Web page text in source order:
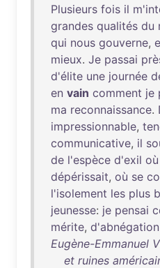
Plusieurs fois il
grandes qualités du
qui nous gouverne,
mieux. Je passai
d'élite une journée
en vain comment je
ma reconnaissance.
impressionnable,
communicative, il
de l'espèce d'exil où
dépérissait, où se
l'isolement les plus
jeunesse: je pensai
mérite, d'abnégation
Eugène-Emmanuel
et ruines